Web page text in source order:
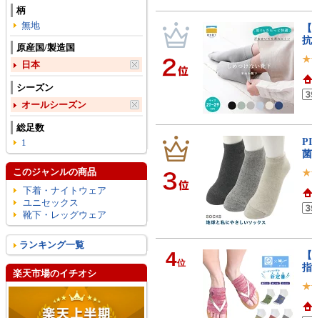
4位
柄
無地
原産国/製造国
日本
シーズン
オールシーズン
総足数
1
このジャンルの商品
下着・ナイトウェア
ユニセックス
靴下・レッグウェア
ランキング一覧
楽天市場のイチオシ